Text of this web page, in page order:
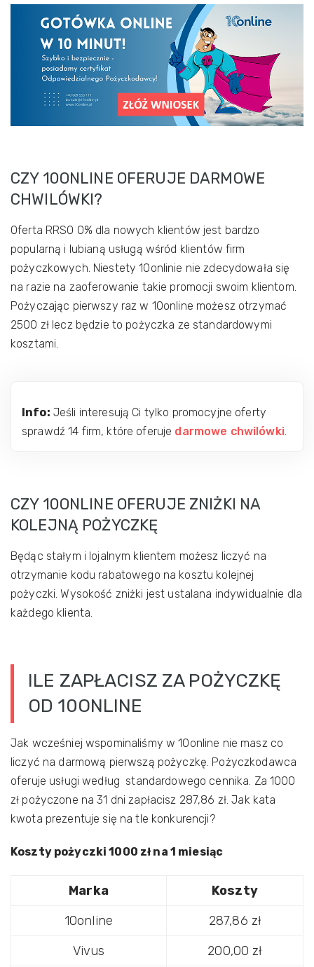
CZY 10ONLINE OFERUJE DARMOWE
CHWILÓWKI?
Oferta RRSO 0% dla nowych klientów jest bardzo
popularną i lubianą usługą wśród klientów firm
pożyczkowych. Niestety 10onlinie nie zdecydowała się
na razie na zaoferowanie takie promocji swoim klientom.
Pożyczając pierwszy raz w 10online możesz otrzymać
2500 zł lecz będzie to pożyczka ze standardowymi
kosztami.
Info: Jeśli interesują Ci tylko promocyjne oferty
sprawdź 14 firm, które oferuje darmowe chwilówki.
CZY 10ONLINE OFERUJE ZNIŻKI NA
KOLEJNĄ POŻYCZKĘ
Będąc stałym i lojalnym klientem możesz liczyć na
otrzymanie kodu rabatowego na kosztu kolejnej
pożyczki. Wysokość zniżki jest ustalana indywidualnie dla
każdego klienta.
ILE ZAPŁACISZ ZA POŻYCZKĘ
OD 10ONLINE
Jak wcześniej wspominaliśmy w 10online nie masz co
liczyć na darmową pierwszą pożyczkę. Pożyczkodawca
oferuje usługi według standardowego cennika. Za 1000
zł pożyczone na 31 dni zapłacisz 287,86 zł. Jak kata
kwota prezentuje się na tle konkurencji?
Koszty pożyczki 1000 zł na 1 miesiąc
Marka
Koszty
10online
287,86 zł
Vivus
200,00 zł